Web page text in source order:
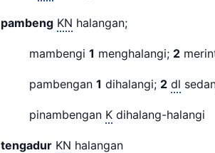
pambeng KN halangan;
mambengi 1 menghalangi; 2
pambengan 1 dihalangi; 2 dl
pinambengan K dihalang-halangi
tengadur KN halangan